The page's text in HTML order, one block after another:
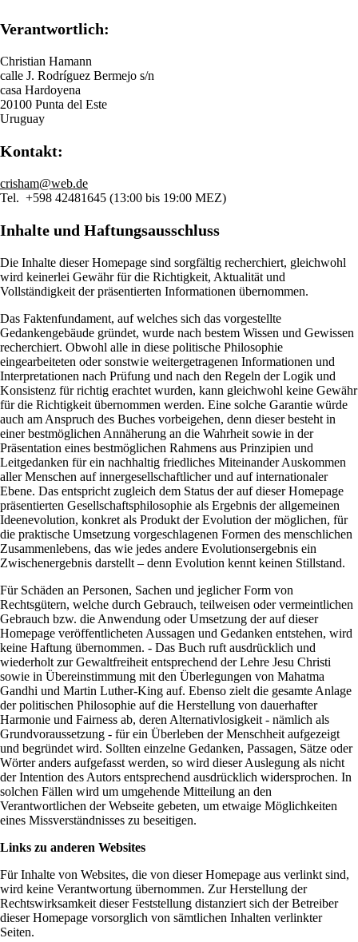
Verantwortlich:
Christian Hamann
calle J. Rodríguez Bermejo s/n
casa Hardoyena
20100 Punta del Este
Uruguay
Kontakt:
crisham@web.de
Tel. +598 42481645 (13:00 bis 19:00 MEZ)
Inhalte und Haftungsausschluss
Die Inhalte dieser Homepage sind sorgfältig recherchiert, gleichwohl
wird keinerlei Gewähr für die Richtigkeit, Aktualität und
Vollständigkeit der präsentierten Informationen übernommen.
Das Faktenfundament, auf welches sich das vorgestellte
Gedankengebäude gründet, wurde nach bestem Wissen und Gewissen
recherchiert. Obwohl alle in diese politische Philosophie
eingearbeiteten oder sonstwie weitergetragenen Informationen und
Interpretationen nach Prüfung und nach den Regeln der Logik und
Konsistenz für richtig erachtet wurden, kann gleichwohl keine Gewähr
für die Richtigkeit übernommen werden. Eine solche Garantie würde
auch am Anspruch des Buches vorbeigehen, denn dieser besteht in
einer bestmöglichen Annäherung an die Wahrheit sowie in der
Präsentation eines bestmöglichen Rahmens aus Prinzipien und
Leitgedanken für ein nachhaltig friedliches Miteinander Auskommen
aller Menschen auf innergesellschaftlicher und auf internationaler
Ebene. Das entspricht zugleich dem Status der auf dieser Homepage
präsentierten Gesellschaftsphilosophie als Ergebnis der allgemeinen
Ideenevolution, konkret als Produkt der Evolution der möglichen, für
die praktische Umsetzung vorgeschlagenen Formen des menschlichen
Zusammenlebens, das wie jedes andere Evolutionsergebnis ein
Zwischenergebnis darstellt – denn Evolution kennt keinen Stillstand.
Für Schäden an Personen, Sachen und jeglicher Form von
Rechtsgütern, welche durch Gebrauch, teilweisen oder vermeintlichen
Gebrauch bzw. die Anwendung oder Umsetzung der auf dieser
Homepage veröffentlicheten Aussagen und Gedanken entstehen, wird
keine Haftung übernommen. - Das Buch ruft ausdrücklich und
wiederholt zur Gewaltfreiheit entsprechend der Lehre Jesu Christi
sowie in Übereinstimmung mit den Überlegungen von Mahatma
Gandhi und Martin Luther-King auf. Ebenso zielt die gesamte Anlage
der politischen Philosophie auf die Herstellung von dauerhafter
Harmonie und Fairness ab, deren Alternativlosigkeit - nämlich als
Grundvoraussetzung - für ein Überleben der Menschheit aufgezeigt
und begründet wird. Sollten einzelne Gedanken, Passagen, Sätze oder
Wörter anders aufgefasst werden, so wird dieser Auslegung als nicht
der Intention des Autors entsprechend ausdrücklich widersprochen. In
solchen Fällen wird um umgehende Mitteilung an den
Verantwortlichen der Webseite gebeten, um etwaige Möglichkeiten
eines Missverständnisses zu beseitigen.
Links zu anderen Websites
Für Inhalte von Websites, die von dieser Homepage aus verlinkt sind,
wird keine Verantwortung übernommen. Zur Herstellung der
Rechtswirksamkeit dieser Feststellung distanziert sich der Betreiber
dieser Homepage vorsorglich von sämtlichen Inhalten verlinkter
Seiten.